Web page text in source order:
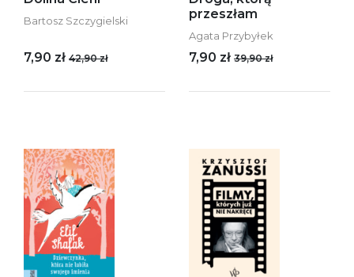
Bartosz Szczygielski
7,90 zł 42,90 zł
przeszłam
Agata Przybyłek
7,90 zł 39,90 zł